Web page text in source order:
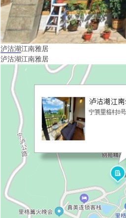
泸沽湖江南雅居
泸沽湖江南雅居